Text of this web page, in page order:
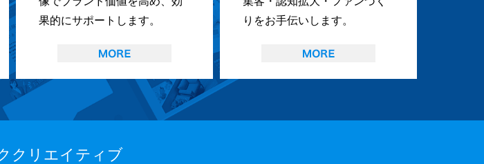
果的にサポートします。
りをお手伝いします。
クリエイティブ